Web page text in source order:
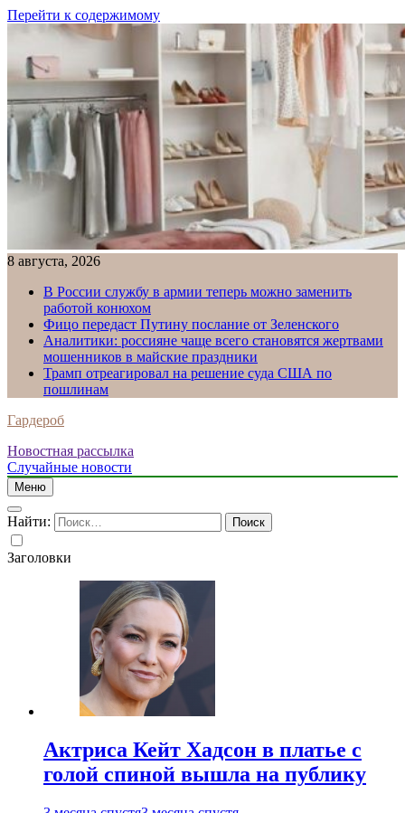
Перейти к содержимому
8 августа, 2026
В России службу в армии теперь можно заменить
работой конюхом
Фицо передаст Путину послание от Зеленского
Аналитики: россияне чаще всего становятся жертвами
мошенников в майские праздники
Трамп отреагировал на решение суда США по
пошлинам
Гардероб
Новостная рассылка
Случайные новости
Меню
Найти:
Заголовки
Актриса Кейт Хадсон в платье с
голой спиной вышла на публику